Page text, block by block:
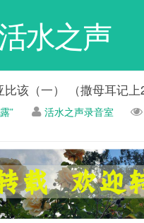
水之声
该（一） （撒母耳记上
” 活水之声录音室